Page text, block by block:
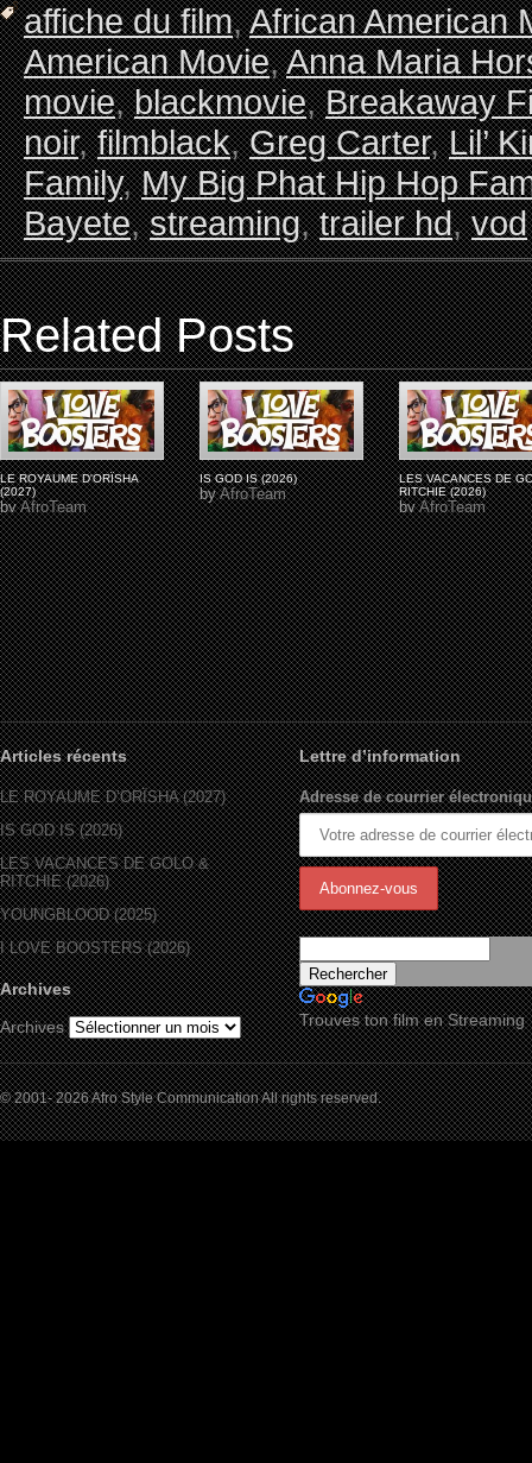
affiche du film,African American
American Movie,Anna Maria
movie,blackmovie,Breakaway
noir,filmblack,Greg Carter,Lil’
Family,My Big Phat Hip Hop
Bayete,streaming,trailer hd,vod
Related Posts
LE ROYAUME D'ORÏSHA
(2027)
byAfroTeam
IS GOD IS (2026)
byAfroTeam
LES VACANCES DE
RITCHIE (2026)
byAfroTeam
Articles récents
LE ROYAUME D’ORÏSHA (2027)
IS GOD IS (2026)
LES VACANCES DE GOLO &
RITCHIE (2026)
YOUNGBLOOD (2025)
I LOVE BOOSTERS (2026)
Archives
Archives
Lettre d’information
Adresse de courrier
Trouves ton film en Streaming
© 2001- 2026 Afro Style Communication All rights reserved.